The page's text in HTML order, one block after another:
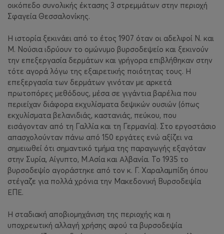
οικόπεδο συνολικής έκτασης 3 στρεμμάτων στην περιοχή
Σφαγεία Θεσσαλονίκης.
Η ιστορία ξεκινάει από το έτος 1907 όταν οι αδελφοί Ν. και
Μ. Νούσια ιδρύουν το ομώνυμο βυρσοδεψείο και ξεκινούν
την επεξεργασία δερμάτων και γρήγορα επιβλήθηκαν στην
τότε αγορά λόγω της εξαιρετικής ποιότητας τους. Η
επεξεργασία των δερμάτων γινόταν με αρκετά
πρωτοπόρες μεθόδους, μέσα σε γιγάντια βαρέλια που
περιείχαν διάφορα εκχυλίσματα δεψικών ουσιών (όπως
εκχυλίσματα βελανιδιάς, καστανιάς, πεύκου, που
εισάγονταν από τη Γαλλία και τη Γερμανία). Στο εργοστάσιο
απασχολούνταν πάνω από 150 εργάτες ενώ αξίζει να
σημειωθεί ότι σημαντικό τμήμα της παραγωγής εξαγόταν
στην Συρία, Αίγυπτο, Μ.Ασία και Αλβανία. Το 1935 το
βυρσοδεψίο αγοράστηκε από τον κ. Γ. Χαραλαμπίδη όπου
στέγαζε για πολλά χρόνια την Μακεδονική Βυρσοδεψία
ΕΠΕ.
Η σταδιακή αποβιομηχάνιση της περιοχής και η
υποχρεωτική αλλαγή χρήσης αφού τα βυρσοδεψία